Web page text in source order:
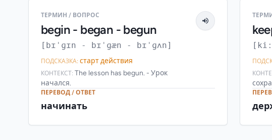
ТЕРМИН / ВОПРОС
begin - began - begun
[bɪˈɡɪn - bɪˈɡæn - bɪˈɡʌn]
ПОДСКАЗКА: старт действия
КОНТЕКСТ: The lesson has begun. - Урок
начался.
ПЕРЕВОД / ОТВЕТ
начинать